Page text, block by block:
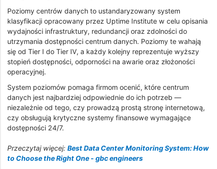
Poziomy centrów danych to ustandaryzowany system
klasyfikacji opracowany przez Uptime Institute w celu opisania
wydajności infrastruktury, redundancji oraz zdolności do
utrzymania dostępności centrum danych. Poziomy te wahają
się od Tier I do Tier IV, a każdy kolejny reprezentuje wyższy
stopień dostępności, odporności na awarie oraz złożoności
operacyjnej.
System poziomów pomaga firmom ocenić, które centrum
danych jest najbardziej odpowiednie do ich potrzeb —
niezależnie od tego, czy prowadzą prostą stronę internetową,
czy obsługują krytyczne systemy finansowe wymagające
dostępności 24/7.
Przeczytaj więcej: Best Data Center Monitoring System: How
to Choose the Right One - gbc engineers